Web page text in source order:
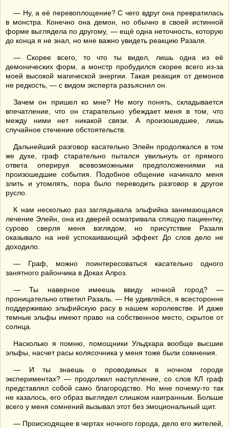
— Ну, а её перевоплощение? С чего вдруг она превратилась
в монстра. Конечно она демон, но обычно в своей истинной
форме выглядела по другому, — ещё одна неточность, которую
до конца я не знал, но мне важно увидеть реакцию Разаля.
— Скорее всего, то что ты видел, лишь одна из её
демонических форм, а монстр пробудился скорее всего из-за
моей высокой магической энергии. Такая реакция от демонов
не редкость, — с видом эксперта разъяснил он.
Зачем он пришел ко мне? Не могу понять, складывается
впечатление, что он старательно убеждает меня в том, что
между ними нет никакой связи. А произошедшее, лишь
случайное стечение обстоятельств.
Дальнейший разговор касательно Элейн продолжался в том
же духе, граф старательно пытался увильнуть от прямого
ответа оперируя всевозможными предположениями на
произошедшие события. Подобное общение начинало меня
злить и утомлять, пора было переводить разговор в другое
русло.
К нам несколько раз заглядывала эльфийка занимающаяся
лечение Элейн, она из дверей осматривала спящую пациентку,
сурово сверля меня взглядом, но присутствие Разаля
оказывало на неё успокаивающий эффект. До слов дело не
доходило.
— Граф, можно поинтересоваться касательно одного
занятного райончика в Доках Алроз.
— Ты наверное имеешь ввиду ночной город? —
проницательно ответил Разаль. — Не удивляйся, я всесторонне
поддерживаю эльфийскую расу в нашем королевстве. И даже
темные эльфы имеют право на собственное место, скрытое от
солнца.
Насколько я помню, помощники Ульдхара вообще высшие
эльфы, насчет расы колясочника у меня тоже были сомнения.
— И ты знаешь о проводимых в ночном городе
экспериментах? — продолжил наступление, со слов КЛ граф
представлял собой само благородство. Но мне почему-то так
не казалось, его образ выглядел слишком наигранным. Больше
всего у меня сомнений вызывал этот без эмоциональный щит.
— Происходящее в чертах ночного города, дело его жителей,